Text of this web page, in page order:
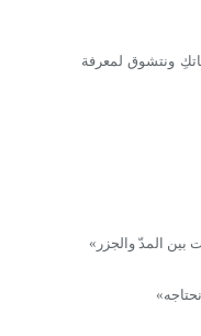
ونتشوق لمعرفة
بين المدّ والجزر»